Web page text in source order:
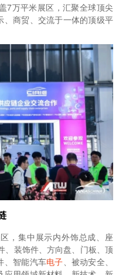
7万平米展区，汇聚全球顶尖
商贸、交流于一体的顶级平
，集中展示内外饰总成、座
、装饰件、方向盘、门板、顶
、智能汽车电子、被动安全、